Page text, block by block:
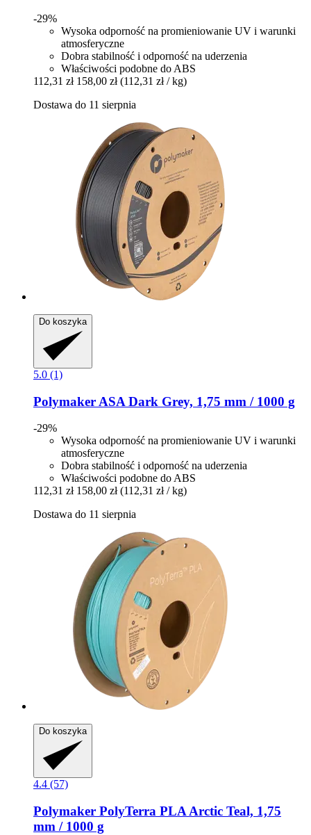
-29%
Wysoka odporność na promieniowanie UV i warunki
atmosferyczne
Dobra stabilność i odporność na uderzenia
Właściwości podobne do ABS
112,31 zł 158,00 zł (112,31 zł / kg)
Dostawa do 11 sierpnia
Do koszyka
5.0 (1)
Polymaker ASA Dark Grey, 1,75 mm / 1000 g
-29%
Wysoka odporność na promieniowanie UV i warunki
atmosferyczne
Dobra stabilność i odporność na uderzenia
Właściwości podobne do ABS
112,31 zł 158,00 zł (112,31 zł / kg)
Dostawa do 11 sierpnia
Do koszyka
4.4 (57)
Polymaker PolyTerra PLA Arctic Teal, 1,75
mm / 1000 g